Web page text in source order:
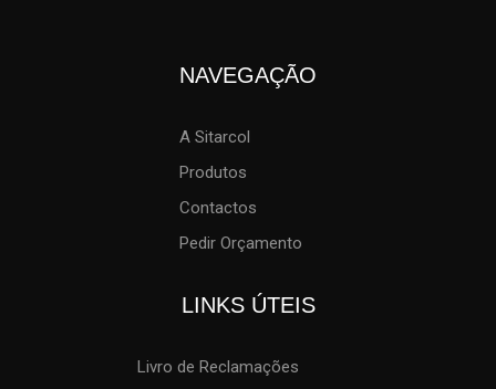
NAVEGAÇÃO
A Sitarcol
Produtos
Contactos
Pedir Orçamento
LINKS ÚTEIS
Livro de Reclamações